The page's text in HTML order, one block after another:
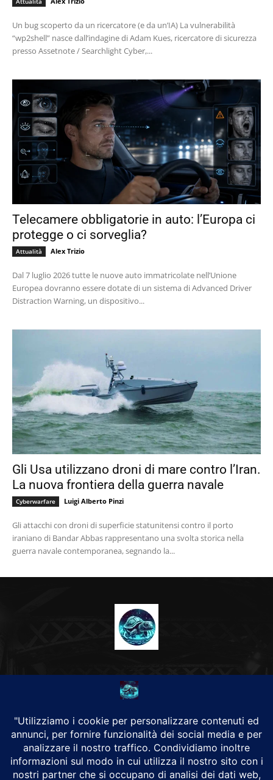
Un bug scoperto da un ricercatore (e da un’IA) La vulnerabilità
“wp2shell” nasce dall’indagine di Adam Kues, ricercatore di sicurezza
presso Assetnote / Searchlight Cyber,...
Telecamere obbligatorie in auto: l’Europa ci
protegge o ci sorveglia?
Attualità Alex Trizio
Dal 7 luglio 2026 tutte le nuove auto immatricolate nell’Unione
Europea dovranno essere dotate di un sistema di Advanced Driver
Distraction Warning, un dispositivo...
Gli Usa utilizzano droni di mare contro l’Iran.
La nuova frontiera della guerra navale
Cyberwarfare Luigi Alberto Pinzi
Gli attacchi con droni di superficie statunitensi contro il porto
iraniano di Bandar Abbas rappresentano una svolta storica nella
guerra navale contemporanea, segnando la...
CHI SIAMO
Alground Geopolitica e Cyberwarfare.
Da una idea di Brunilde Trizio
Alground fa parte del Gruppo Trizio